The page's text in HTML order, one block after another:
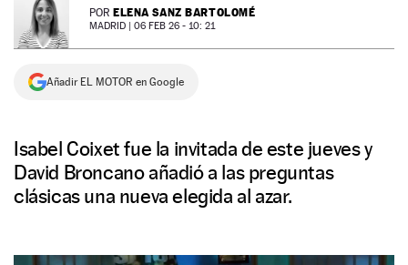
NEWSLETTER POR ELENA SANZ BARTOLOMÉ
MADRID | 06 FEB 26 - 10: 21
Añadir EL MOTOR en Google
Isabel Coixet fue la invitada de este jueves y
David Broncano añadió a las preguntas
clásicas una nueva elegida al azar.